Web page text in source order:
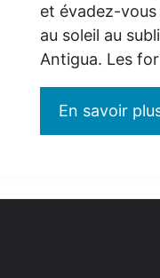
et évadez-
au soleil au
Antigua. Les
En savoir